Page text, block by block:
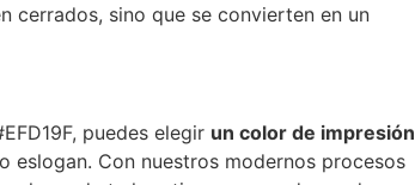
cerrados, sino que se convierten en un
puedes elegir un color de impresión
eslogan. Con nuestros modernos procesos